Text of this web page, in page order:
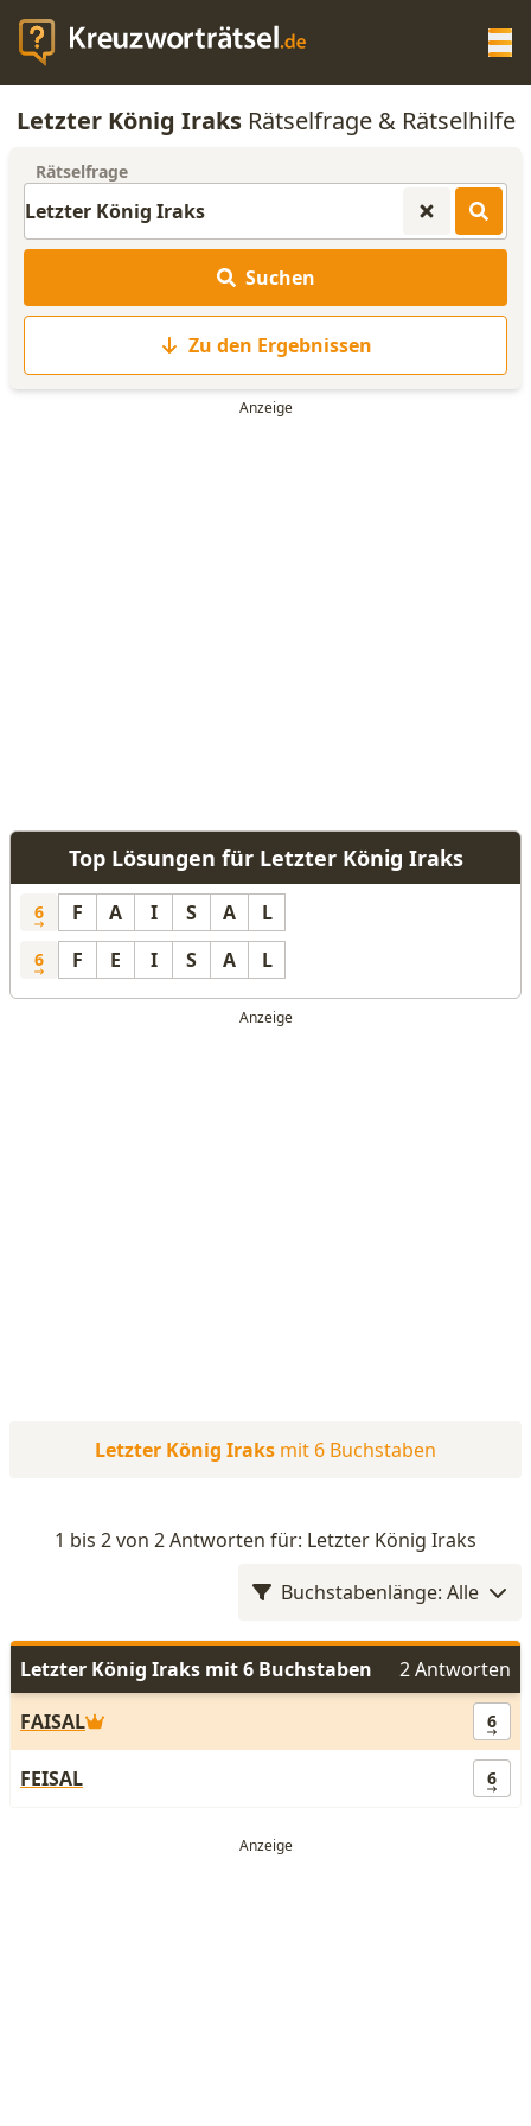
KREUZWORTRÄTSEL-HILFE
ANAGRAMM-GENERATOR
Letzter König IraksRätselfrage & Rätselhilfe
Rätselfrage
Suchen
Zu den Ergebnissen
Top Lösungen für Letzter König Iraks
6 F A I S A L
6 F E I S A L
Letzter König Iraks mit 6 Buchstaben
1 bis 2 von 2 Antworten für: Letzter König Iraks
Buchstabenlänge: Alle
Letzter König Iraks mit 6 Buchstaben
2 Antworten
FAISAL
6
FEISAL 6